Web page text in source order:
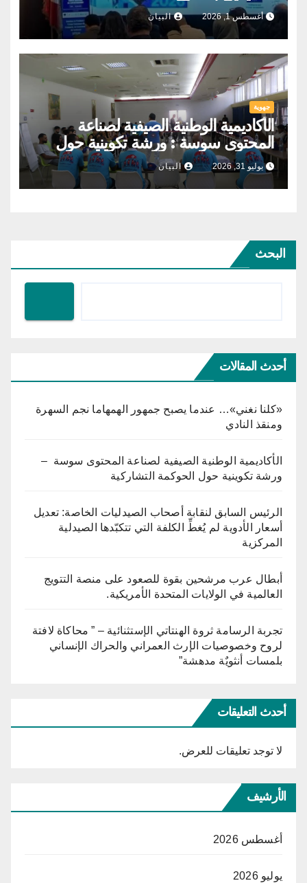
أغسطس 1, 2026 البيان
جهوية
الأكاديمية الوطنية الصيفية لصناعة
المحتوى سوسة : ورشة تكوينية حول
الحوكمة التشاركية
يوليو 31, 2026 البيان
البحث
أحدث المقالات
«كلنا نغني»… عندما يصبح جمهور الهمهاما نجم السهرة
ومنقذ النادي
الأكاديمية الوطنية الصيفية لصناعة المحتوى سوسة –
ورشة تكوينية حول الحوكمة التشاركية
الرئيس السابق لنقابة أصحاب الصيدليات الخاصة: تعديل
أسعار الأدوية لم يُغطِّ الكلفة التي تتكبّدها الصيدلية
المركزية
أبطال عرب مرشحين بقوة للصعود على منصة التتويج
العالمية في الولايات المتحدة الأمريكية.
تجربة الرسامة ثروة الهنتاتي الإستثنائية – ” محاكاة لافتة
لروح وخصوصيات الإرث العمراني والحراك الإنساني
بلمسات أنثويٌة مدهشة”
أحدث التعليقات
لا توجد تعليقات للعرض.
الأرشيف
أغسطس 2026
يوليو 2026